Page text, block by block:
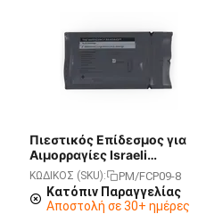
Πιεστικός Επίδεσμος για
Αιμορραγίες Israeli
Emergency Bandage 8" FCP-
09 || 30cm x 30cm
ΚΩΔΙΚΟΣ (SKU): PM/FCP09-8
Κατόπιν Παραγγελίας
Αποστολή σε 30+ ημέρες